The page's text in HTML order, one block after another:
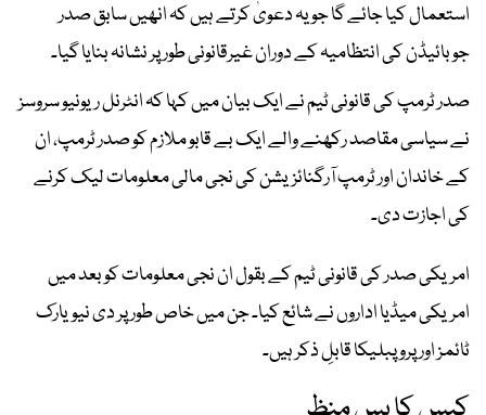
استعمال کیا جائے گا جو یہ دعویٰ کرتے ہیں کہ انھیں سابق صدر
جوبائیڈن کی انتظامیہ کے دوران غیرقانونی طور پر نشانہ بنایا گیا۔
صدر ٹرمپ کی قانونی ٹیم نے ایک بیان میں کہا کہ انٹرنل ریونیو سروسز
نے سیاسی مقاصد رکھنے والے ایک بے قابو ملازم کو صدر ٹرمپ، ان
کے خاندان اور ٹرمپ آرگنائزیشن کی نجی مالی معلومات لیک کرنے
کی اجازت دی۔
امریکی صدر کی قانونی ٹیم کے بقول ان نجی معلومات کو بعد میں
امریکی میڈیا اداروں نے شائع کیا۔ جن میں خاص طور پر دی نیویارک
ٹائمز اور پرو پبلیکا قابلِ ذکر ہیں۔